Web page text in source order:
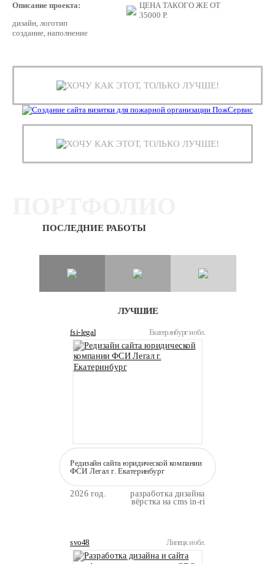
Описание проекта:
дизайн, логотип
создание, наполнение
ЦЕНА ТАКОГО ЖЕ ОТ
35000 Р.
ХОЧУ КАК ЭТОТ, ТОЛЬКО ЛУЧШЕ!
ХОЧУ КАК ЭТОТ, ТОЛЬКО ЛУЧШЕ!
ПОСЛЕДНИЕ РАБОТЫ
ЛУЧШИЕ
fsi-legal Екатеринбург и обл.
Редизайн сайта юридической компании
ФСИ Легал г. Екатеринбург
2026 год. разработка дизайна
вёрстка на cms in-ri
svo48 Липецк и обл.